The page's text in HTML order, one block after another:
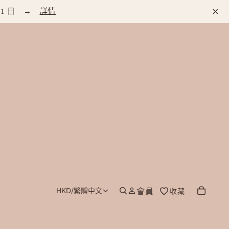
月 1 日 → 詳情 ×
HKD 地區和語言選擇器
/繁體中文 會員 收藏